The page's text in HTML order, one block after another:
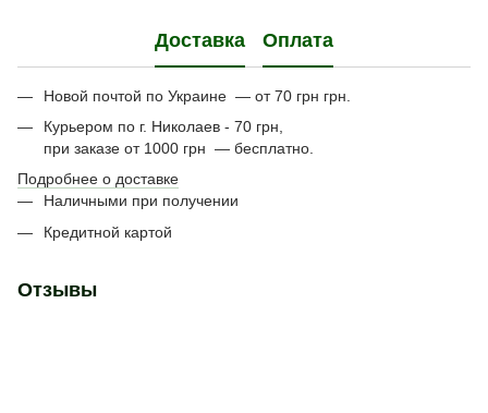
Доставка Оплата
Новой почтой по Украине — от 70 грн грн.
Курьером по г. Николаев - 70 грн,
при заказе от 1000 грн — бесплатно.
Подробнее о доставке
Наличными при получении
Кредитной картой
Отзывы